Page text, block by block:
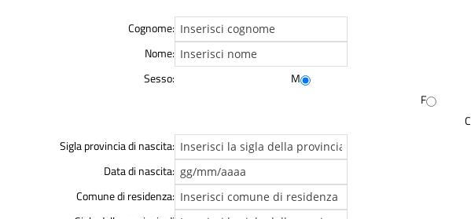
Cognome:
Nome:
Sesso:
M
F
Sigla provincia di nascita:
Data di nascita:
Comune di residenza: